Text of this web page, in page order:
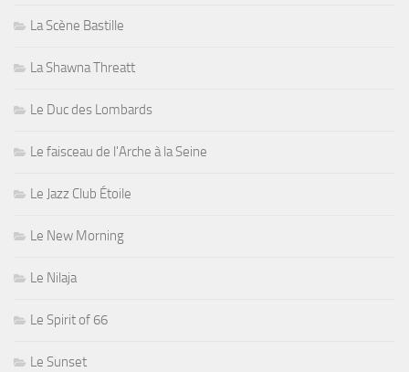
La Scène Bastille
La Shawna Threatt
Le Duc des Lombards
Le faisceau de l'Arche à la Seine
Le Jazz Club Étoile
Le New Morning
Le Nilaja
Le Spirit of 66
Le Sunset